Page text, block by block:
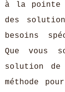
à la pointe
des
besoins
Que vous
solution de
méthode